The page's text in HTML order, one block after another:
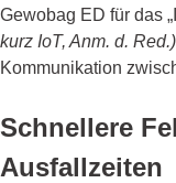
Gewobag ED für das
kurz IoT, Anm. d. Red.)
Kommunikation
Schnellere
Ausfallzeiten